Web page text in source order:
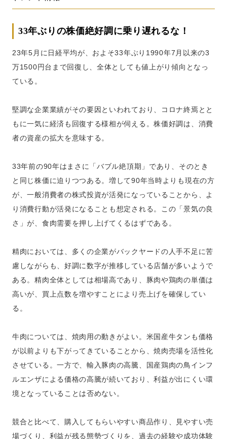
33年ぶりの株価絶好調に乗り遅れるな！
23年5月に日経平均が、およそ33年ぶり1990年7月以来の3
万1500円台まで回復し、全体としても値上がり傾向となっ
ている。
堅調な企業業績がその要因といわれており、コロナ終焉とと
もに一気に経済も回復する様相が伺える。株価好調は、消費
者の資産の拡大を意味する。
33年前の90年はまさに「バブル絶頂期」であり、そのとき
と同じ株価に迫りつつある。増して90年当時よりも現在の方
が、一般消費者の株式投資が活発になっていることから、よ
り消費行動が活発になることも想定される。この「景気の良
さ」が、食肉需要を押し上げてくるはずである。
精肉においては、多くの企業がバックヤードの人手不足に苦
慮しながらも、好調に数字が推移している店舗が多いようで
ある。精肉全体としては相場高であり、豚肉や鶏肉の単価は
高いが、買上点数を増やすことにより売上げを確保してい
る。
牛肉については、焼肉用の動きがよい。米国産牛タンも価格
が以前よりも下がってきていることから、焼肉売場を活性化
させている。一方で、輸入豚肉の高騰、国産鶏肉の鳥インフ
ルエンザによる価格の高騰が続いており、利益が出にくい環
境となっていることは否めない。
競合と比べて、購入してもらいやすい商品作り、見やすい売
場づくり、利益が残る態勢づくりを、過去の経験や成功体験